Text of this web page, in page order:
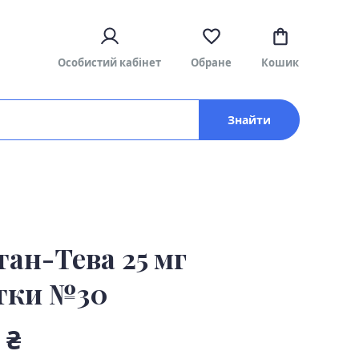
Особистий кабінет Обране Кошик
Знайти
Тева 25 мг
№30
₴